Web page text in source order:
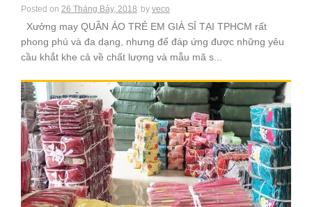
Posted on 26 Tháng Bảy, 2018 by veco
Xưởng may QUẦN ÁO TRẺ EM GIÁ SỈ TẠI TPHCM rất
phong phú và đa dạng, nhưng để đáp ứng được những yêu
cầu khắt khe cả về chất lượng và mẫu mã s...